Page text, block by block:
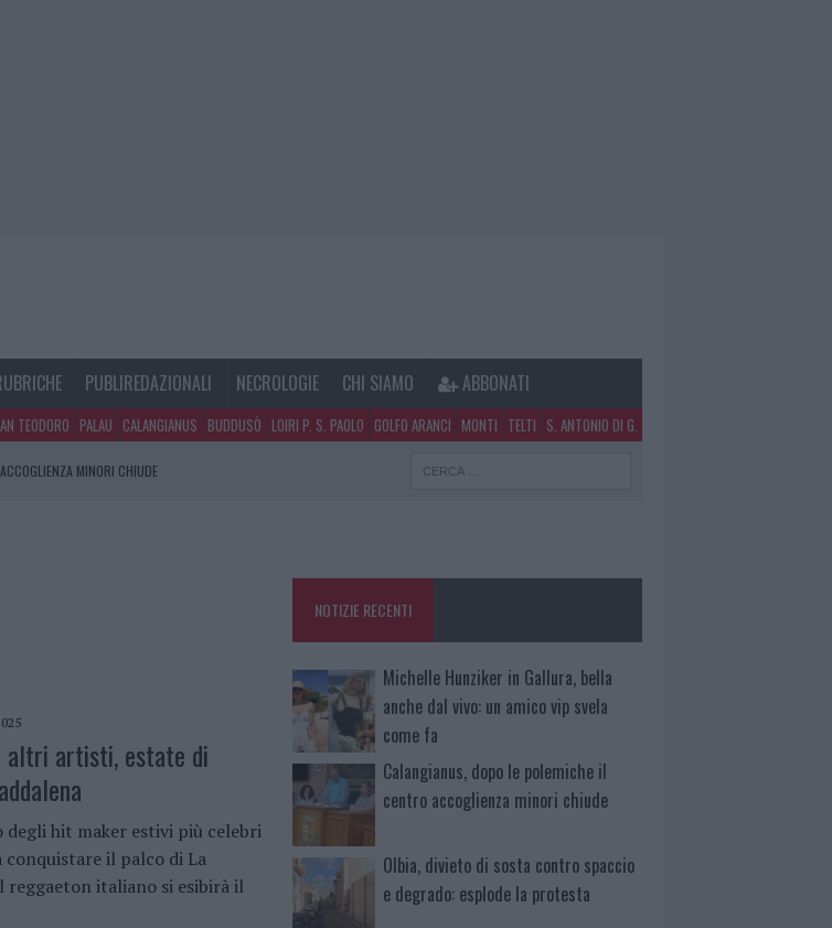
PUBLIREDAZIONALI NECROLOGIE CHI SIAMO ABBONATI
TEODORO PALAU CALANGIANUS BUDDUSÒ LOIRI P. S. PAOLO GOLFO ARANCI MONTI TELTI S. ANTONIO DI G.
MINORI CHIUDE
DELLA STRADA CHE SEGNÒ LA GALLURA
altri artisti, estate di
degli hit maker estivi più celebri
il palco di La
reggaeton italiano si esibirà il
NOTIZIE RECENTI
Michelle Hunziker in Gallura, bella
anche dal vivo: un amico vip svela
come fa
Calangianus, dopo le polemiche il
centro accoglienza minori chiude
Olbia, divieto di sosta contro spaccio
e degrado: esplode la protesta